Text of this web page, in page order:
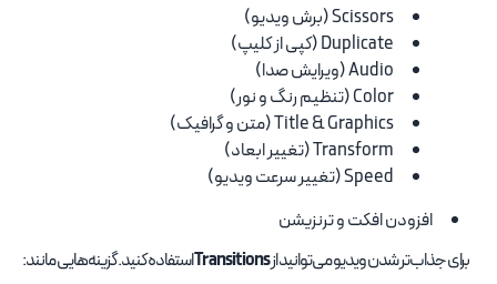
Scissors (برش ویدیو)
Duplicate (کپی از کلیپ)
Audio (ویرایش صدا)
Color (تنظیم رنگ و نور)
Title & Graphics (متن و گرافیک)
Transform (تغییر ابعاد)
Speed (تغییر سرعت ویدیو)
افزودن افکت و ترنزیشن
برای جذاب‌تر شدن ویدیو می‌توانید ازTransitionsاستفاده کنید. گزینه‌هایی مانند: